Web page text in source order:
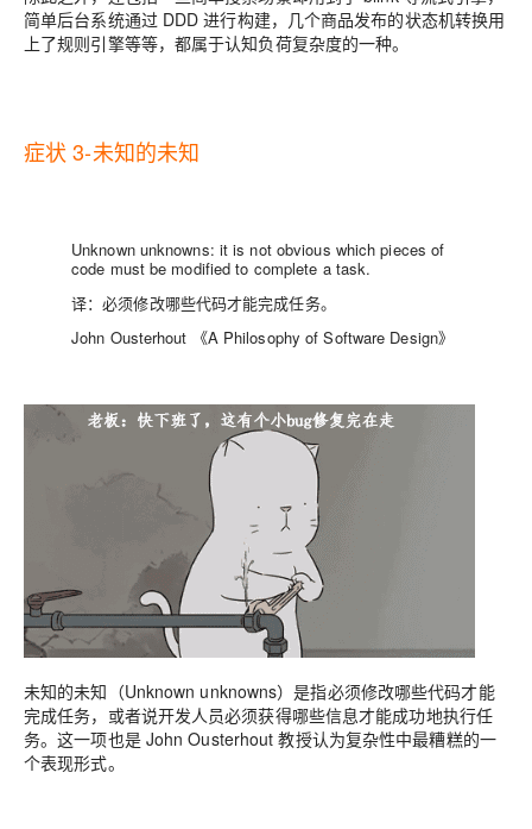
简单后台系统通过 DDD 进行构建，几个商品发布的状态机转换用
上了规则引擎等等，都属于认知负荷复杂度的一种。
症状 3-未知的未知
Unknown unknowns: it is not obvious which pieces of
code must be modified to complete a task.
译：必须修改哪些代码才能完成任务。
John Ousterhout 《A Philosophy of Software Design》
未知的未知（Unknown unknowns）是指必须修改哪些代码才能
完成任务，或者说开发人员必须获得哪些信息才能成功地执行任
务。这一项也是 John Ousterhout 教授认为复杂性中最糟糕的一
个表现形式。